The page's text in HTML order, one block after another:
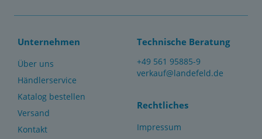
Unternehmen
Über uns
Händlerservice
Katalog bestellen
Versand
Kontakt
Technische Beratung
+49 561 95885-9
verkauf@landefeld.de
Rechtliches
Impressum